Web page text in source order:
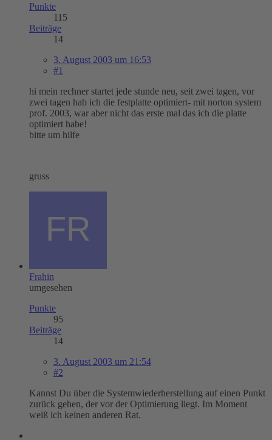
Punkte
115
Beiträge
14
3. August 2003 um 16:53
#1
hi mein rechner startet jede stunde neu, seit zwei tagen, vor
zwei tagen hab ich die festplatte optimiert- mit norton system
prof. 2003, war aber nicht das erste mal das ich die platte
optimiert habe!
bitte um hilfe
gruss
Frahin
umgesehen
Punkte
95
Beiträge
14
3. August 2003 um 21:54
#2
Kannst Du über die Systemwiederherstellung auf einen Punkt
zurück gehen, der vor der Optimierung liegt. Im Moment
weiß ich keinen anderen Rat.